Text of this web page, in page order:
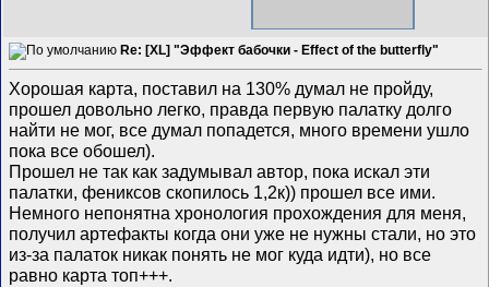
Re: [XL] "Эффект бабочки - Effect of the butterfly"
Хорошая карта, поставил на 130% думал не пройду,
прошел довольно легко, правда первую палатку долго
найти не мог, все думал попадется, много времени ушло
пока все обошел).
Прошел не так как задумывал автор, пока искал эти
палатки, фениксов скопилось 1,2к)) прошел все ими.
Немного непонятна хронология прохождения для меня,
получил артефакты когда они уже не нужны стали, но это
из-за палаток никак понять не мог куда идти), но все
равно карта топ+++.